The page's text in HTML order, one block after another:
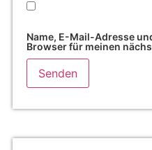
Name, E-Mail-Adresse
Browser für meinen